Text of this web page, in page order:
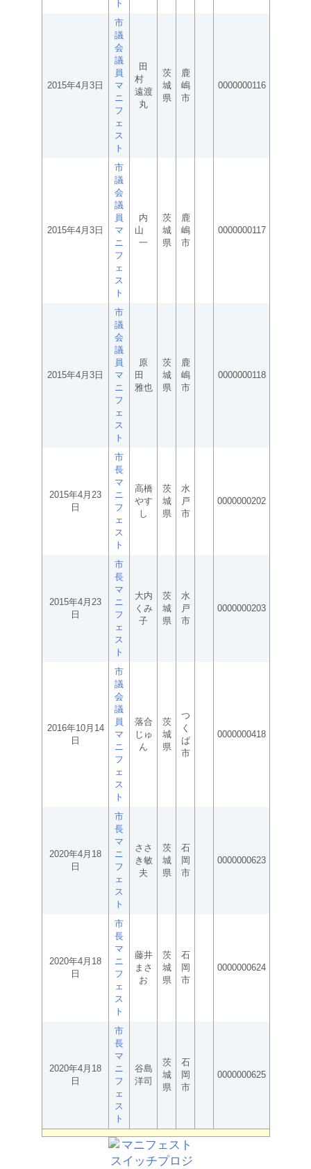
ト
2015年4月3日
市
議
会
議
員
マ
ニ
フ
ェ
ス
ト
田
村
遠渡
丸
茨
城
県
鹿
嶋
市
0000000116
2015年4月3日
市
議
会
議
員
マ
ニ
フ
ェ
ス
ト
内
山
一
茨
城
県
鹿
嶋
市
0000000117
2015年4月3日
市
議
会
議
員
マ
ニ
フ
ェ
ス
ト
原
田
雅也
茨
城
県
鹿
嶋
市
0000000118
2015年4月23
日
市
長
マ
ニ
フ
ェ
ス
ト
高橋
やす
し
茨
城
県
水
戸
市
0000000202
2015年4月23
日
市
長
マ
ニ
フ
ェ
ス
ト
大内
くみ
子
茨
城
県
水
戸
市
0000000203
2016年10月14
日
市
議
会
議
員
マ
ニ
フ
ェ
ス
ト
落合
じゅ
ん
茨
城
県
つ
く
ば
市
0000000418
2020年4月18
日
市
長
マ
ニ
フ
ェ
ス
ト
ささ
き敏
夫
茨
城
県
石
岡
市
0000000623
2020年4月18
日
市
長
マ
ニ
フ
ェ
ス
ト
藤井
まさ
お
茨
城
県
石
岡
市
0000000624
2020年4月18
日
市
長
マ
ニ
フ
ェ
ス
ト
谷島
洋司
茨
城
県
石
岡
市
0000000625